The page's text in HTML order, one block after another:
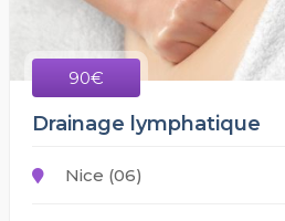
90€
Drainage lymphatique
Nice (06)